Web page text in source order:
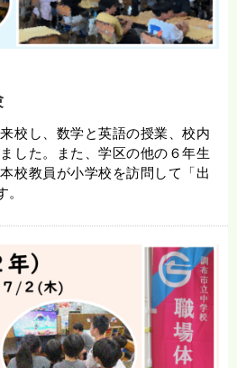
校し、数学と英語の授業、校内
した。また、学区の他の６年生
校教員が小学校を訪問して「出